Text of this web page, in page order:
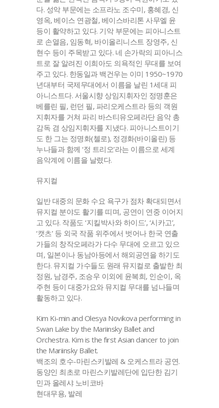
다. 성악 부문에는 소프라노 조수미, 홍혜경, 신
영옥, 베이스 연광철, 베이스바리톤 사무엘 윤
등이 활약하고 있다. 기악 부문에는 피아니스트
로 손열음, 임동혁, 바이올리니스트 장영주, 신
현수 등이 주목받고 있다. 네 손가락의 피아니스
트로 잘 알려진 이희아도 의욕적인 무대를 보여
주고 있다. 한동일과 백건우는 이미 1950~1970
년대부터 국제무대에서 이름을 날린 1세대 피
아니스트다. 서울시향 상임지휘자인 정명훈은
베를린 필, 런던 필, 파리오케스트라 등의 객원
지휘자를 거쳐 파리 바스티유오페라단 음악 총
감독 겸 상임지휘자를 지냈다. 피아니스트이기
도 한 그는 정명화(첼로), 정경화(바이올린) 등
누나들과 함께 ‘정 트리오’라는 이름으로 세계
음악계에 이름을 날렸다.
뮤지컬
일반 대중의 문화 수요 욕구가 점차 확대되면서
뮤지컬 분야도 활기를 띠며, 공연이 연중 이어지
고 있다. 작품도 ‘지킬박사와 하이드’, ‘시카고’,
‘캣츠’ 등 외국 작품 위주에서 벗어나 한국 연출
가들의 창작오페라가 다수 무대에 오르고 있으
며, 일본이나 동남아등에서 해외공연을 하기도
한다. 뮤지컬 가수들도 원래 뮤지컬로 출발한 최
정원, 남경주, 조승우 이외에 윤복희, 인순이, 옥
주현 등이 대중가요와 뮤지컬 무대를 넘나들며
활동하고 있다.
Kim Ki-min and Olesya Novikova performing in
Swan Lake by the Mariinsky Ballet and
Orchestra. Kim is the first Asian dancer to join
the Mariinsky Ballet.
백조의 호수-마린스키발레 & 오케스트라 공연.
동양인 최초로 마린스키발레단에 입단한 김기
민과 올레샤 노비코바
현대무용, 발레